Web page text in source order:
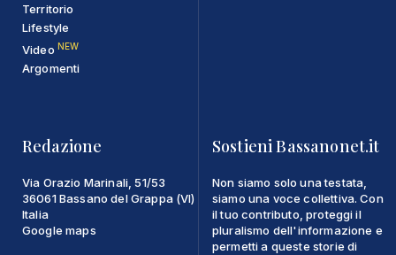
Territorio
Lifestyle
Video NEW
Argomenti
Redazione
Via Orazio Marinali, 51/53
36061 Bassano del Grappa (VI)
Italia
Google maps
Sostieni Bassanonet.it
Non siamo solo una testata,
siamo una voce collettiva. Con
il tuo contributo, proteggi il
pluralismo dell'informazione e
permetti a queste storie di